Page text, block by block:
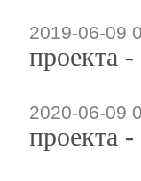
2019-06-09
проекта
2020-06-09
проекта